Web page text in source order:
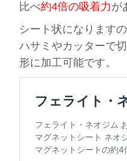
比べ約4倍の吸着力が
シート状になりますの
ハサミやカッターで
形に加工可能です。